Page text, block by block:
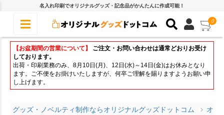
名入れ印刷でオリジナルグッズ・記念品がかんたんに作成可能！
0
【お盆期間の営業について】
ご注文・お問い合わせは通常どおりお受け
しております。
出荷・印刷業務のみ、8月10日(月)、12日(水)～14日(金)はお休みとなり
ます。ご不便をお掛けいたしますが、何卒ご理解を賜りますようお願い申
し上げます。
グッズ・ノベルティ制作ならオリジナルグッズドットコム オリ